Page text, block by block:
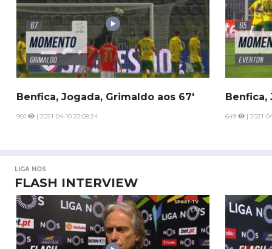
Benfica, Jogada, Grimaldo aos 67'
901 | 2021-04-10 22:08:24
Benfica,
649 | 2021-
LIGA NOS
FLASH INTERVIEW